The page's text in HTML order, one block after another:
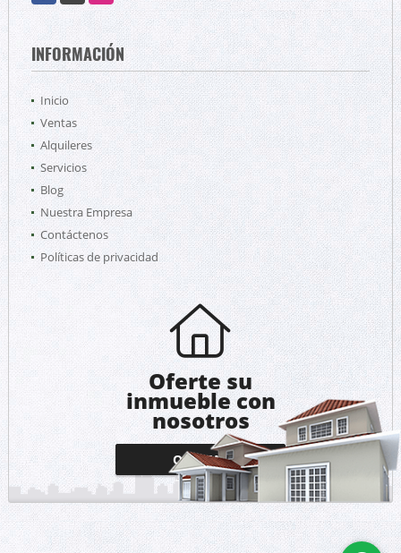
INFORMACIÓN
Inicio
Ventas
Alquileres
Servicios
Blog
Nuestra Empresa
Contáctenos
Políticas de privacidad
Oferte su
inmueble con
nosotros
OFERTAR